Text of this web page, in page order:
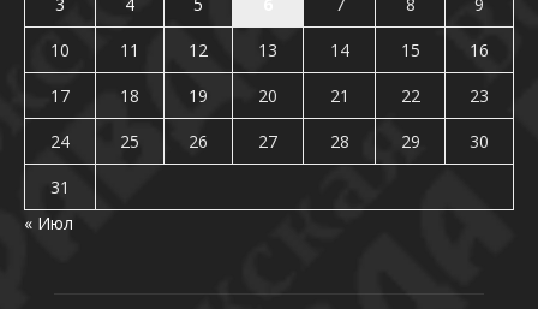
10
11 12 13 14 15
16
17
18 19 20 21 22
23
24
25 26 27 28 29
30
31
« Июл